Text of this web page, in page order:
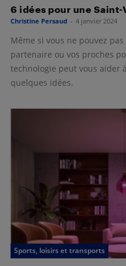
6 idées pour une
Christine Persaud - 4 janvier 2024
Même si vous ne pouvez
partenaire ou vos proches
technologie peut vous aider
quelques idées.
Sports, loisirs et transports